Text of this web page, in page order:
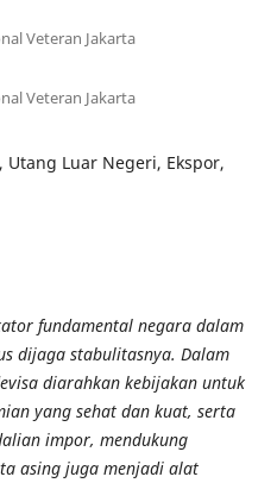
Veteran Jakarta
Veteran Jakarta
Utang Luar Negeri, Ekspor,
fundamental negara dalam
dijaga stabulitasnya. Dalam
diarahkan kebijakan untuk
yang sehat dan kuat, serta
impor, mendukung
asing juga menjadi alat